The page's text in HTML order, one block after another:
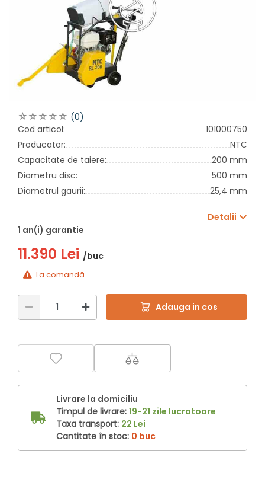
(0)
Cod articol:
101000750
Producator:
NTC
Capacitate de taiere:
200 mm
Diametru disc:
500 mm
Diametrul gaurii:
25,4 mm
Detalii
1 an(i) garantie
11.390 Lei /buc
La comandă
Adauga in cos
Livrare la domiciliu
Timpul de livrare: 19-21 zile lucratoare
Taxa transport: 22 Lei
Cantitate în stoc: 0 buc